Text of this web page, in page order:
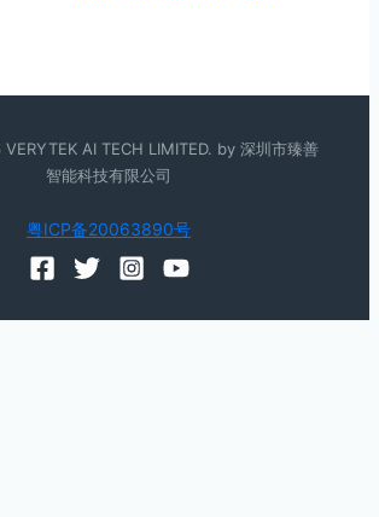
AI TECH LIMITED. by 深圳市臻善
智能科技有限公司
粤ICP备20063890号